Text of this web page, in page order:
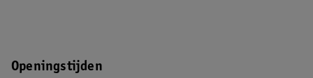
Openingstijden